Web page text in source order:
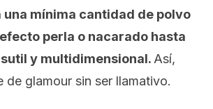
una mínima cantidad de polvo
perla o nacarado hasta
y multidimensional. Así,
de glamour sin ser llamativo.